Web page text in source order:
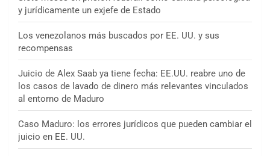
y jurídicamente un exjefe de Estado
Los venezolanos más buscados por EE. UU. y sus
recompensas
Juicio de Alex Saab ya tiene fecha: EE.UU. reabre uno de
los casos de lavado de dinero más relevantes vinculados
al entorno de Maduro
Caso Maduro: los errores jurídicos que pueden cambiar el
juicio en EE. UU.